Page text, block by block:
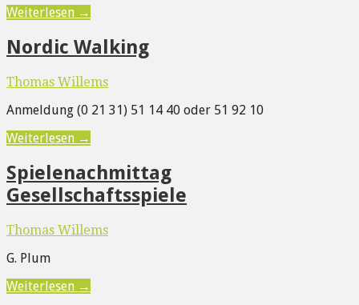
Weiterlesen →
Nordic Walking
Thomas Willems
Anmeldung (0 21 31) 51 14 40 oder 51 92 10
Weiterlesen →
Spielenachmittag
Gesellschaftsspiele
Thomas Willems
G. Plum
Weiterlesen →